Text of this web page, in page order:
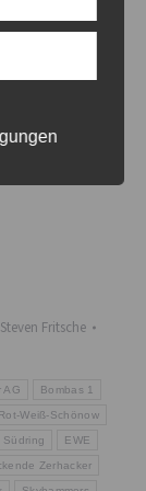
Steven Fritsche
AG Bombas 1
Weiß-Schönow
Südring EWE
Zerhacker